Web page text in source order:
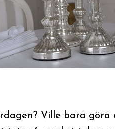
Ville bara